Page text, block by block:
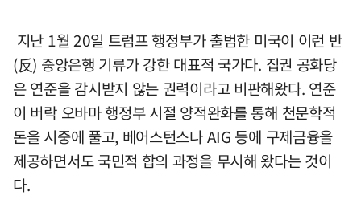
지난 1월 20일 트럼프 행정부가 출범한 미국이 이런 반
(反) 중앙은행 기류가 강한 대표적 국가다. 집권 공화당
은 연준을 감시받지 않는 권력이라고 비판해왔다. 연준
이 버락 오바마 행정부 시절 양적완화를 통해 천문학적
돈을 시중에 풀고, 베어스턴스나 AIG 등에 구제금융을
제공하면서도 국민적 합의 과정을 무시해 왔다는 것이
다.